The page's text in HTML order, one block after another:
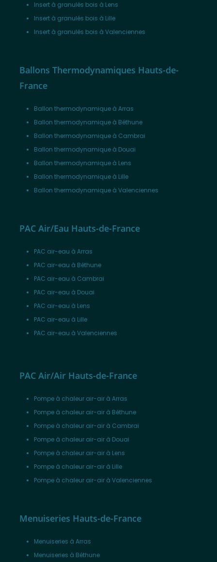
Insert à granulés bois à Lens
Insert à granulés bois à Lille
Insert à granulés bois à Valenciennes
Ballons Thermodynamiques Hauts-de-
France
Ballon thermodynamique à Arras
Ballon thermodynamique à Béthune
Ballon thermodynamique à Cambrai
Ballon thermodynamique à Douai
Ballon thermodynamique à Lens
Ballon thermodynamique à Lille
Ballon thermodynamique à Valenciennes
PAC Air/Eau Hauts-de-France
PAC air-eau à Arras
PAC air-eau à Béthune
PAC air-eau à Cambrai
PAC air-eau à Douai
PAC air-eau à Lens
PAC air-eau à Lille
PAC air-eau à Valenciennes
PAC Air/Air Hauts-de-France
Pompe à chaleur air-air à Arras
Pompe à chaleur air-air à Béthune
Pompe à chaleur air-air à Cambrai
Pompe à chaleur air-air à Douai
Pompe à chaleur air-air à Lens
Pompe à chaleur air-air à Lille
Pompe à chaleur air-air à Valenciennes
Menuiseries Hauts-de-France
Menuiseries à Arras
Menuiseries à Béthune